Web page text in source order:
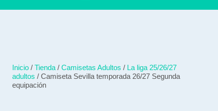
Inicio / Tienda / Camisetas Adultos / La liga 25/26/27
adultos / Camiseta Sevilla temporada 26/27 Segunda
equipación